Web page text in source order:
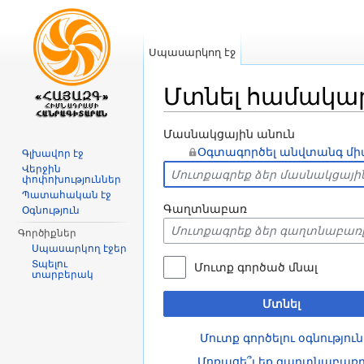
Մտնել
Մասնակցային անուն
Օգտագործել անվտանգ
Գաղտնաբառ
Մուտք գործած մնալ
Մտնել
Մուտք գործելու օգնություն
Սպասարկող էջ
Գլխավոր էջ
Վերջին
փոփոխություններ
Պատահական էջ
Օգնություն
Գործիքներ
Սպասարկող էջեր
Տպելու
տարբերակ